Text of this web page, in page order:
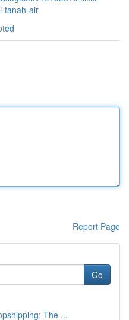
tanah-air
Report Page
Go
The ...